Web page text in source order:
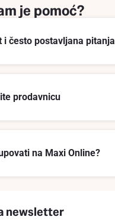
je pomoć?
i često postavljana pitanja
prodavnicu
na Maxi Online?
newsletter